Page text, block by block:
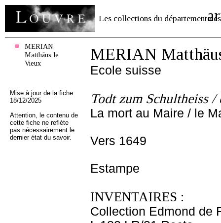
Les collections du département des
MERIAN
Matthäus le
Vieux
Mise à jour de la fiche
18/12/2025
Attention, le contenu de
cette fiche ne reflète
pas nécessairement le
dernier état du savoir.
MERIAN
Ecole suisse
Todt zum Schultheiss /
La mort au Maire / le
Vers 1649
Estampe
INVENTAIRES :
Collection Edmond de